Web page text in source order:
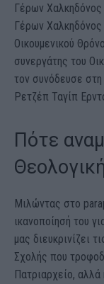
Γέρων Χαλκηδόνος
Γέρων Χαλκηδόνος
Οικουμενικού
συνεργάτης του
τον συνόδευσε
Ρετζέπ Ταγίπ
Πότε
Μιλώντας στο
ικανοποίησή του
μας διευκρινίζει
Σχολής που
Πατριαρχείο,